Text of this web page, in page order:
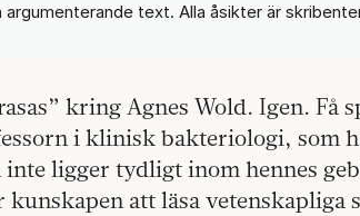
argumenterande text. Alla åsikter är
kring Agnes Wold. Igen. Få
i klinisk bakteriologi, som
inte ligger tydligt inom hennes
kunskapen att läsa vetenskapliga